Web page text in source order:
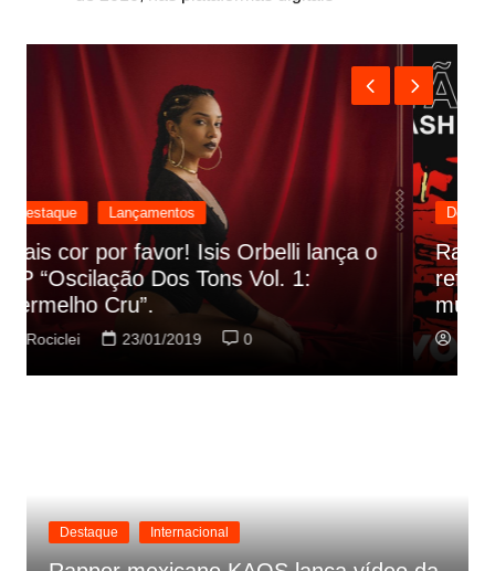
Destaque Lançamentos
Rashid vai buscar nos HQs as
referencias do clipe de sua nova
música
Rociclei 22/01/2019 0
Destaque Internacional